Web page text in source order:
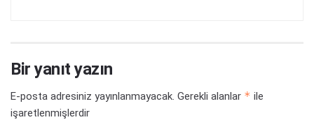
Bir yanıt yazın
E-posta adresiniz yayınlanmayacak. Gerekli alanlar * ile
işaretlenmişlerdir